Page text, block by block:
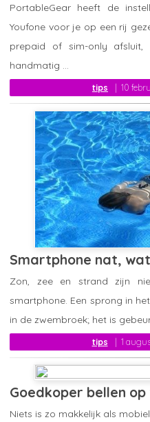
tips 10
PortableGear heeft de
Youfone voor je op een rij
prepaid of sim-only afsluit,
handmatig ...
Smartphone nat,
tips 1
Zon, zee en strand zijn
smartphone. Een sprong in
in de zwembroek; het is
Goedkoper bellen
Niets is zo makkelijk als